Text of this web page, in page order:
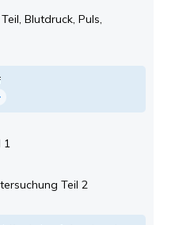
Blutdruck, Puls,
1
Teil 2